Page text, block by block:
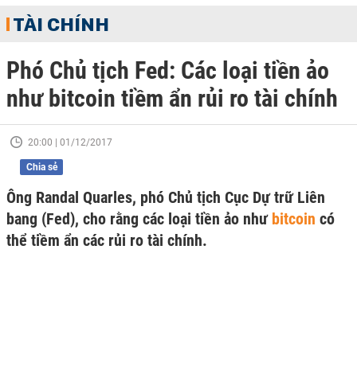
TÀI CHÍNH
Phó Chủ tịch Fed: Các loại tiền ảo
như bitcoin tiềm ẩn rủi ro tài chính
20:00 | 01/12/2017
Chia sẻ
Ông Randal Quarles, phó Chủ tịch Cục Dự trữ Liên
bang (Fed), cho rằng các loại tiền ảo như bitcoin có
thể tiềm ẩn các rủi ro tài chính.